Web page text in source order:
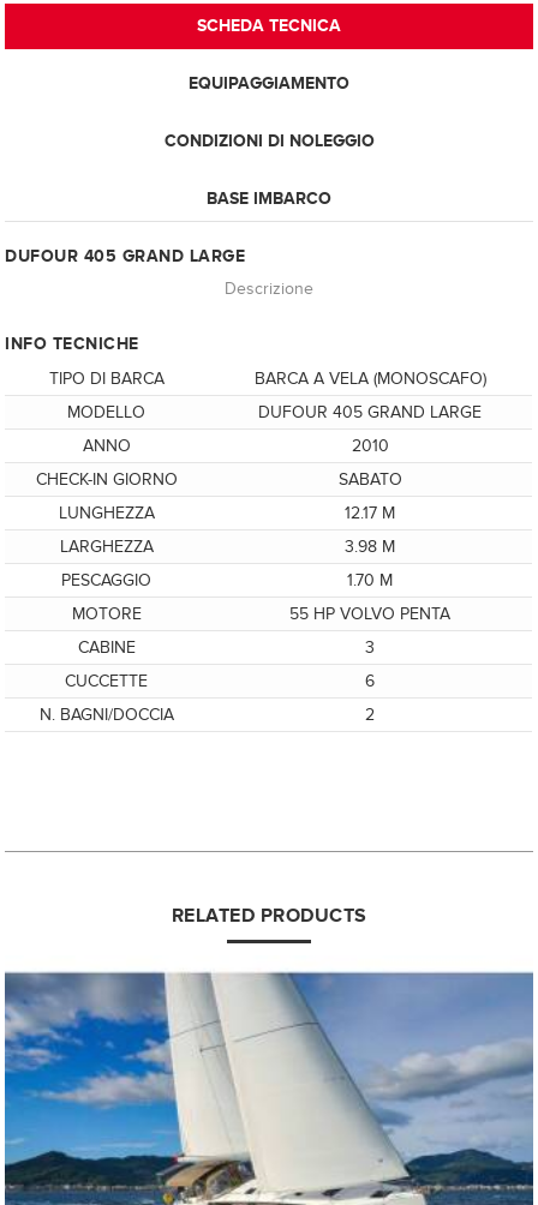
SCHEDA TECNICA
EQUIPAGGIAMENTO
CONDIZIONI DI NOLEGGIO
BASE IMBARCO
DUFOUR 405 GRAND LARGE
Descrizione
INFO TECNICHE
TIPO DI BARCA
BARCA A VELA (MONOSCAFO)
MODELLO
DUFOUR 405 GRAND LARGE
ANNO
2010
CHECK-IN GIORNO
SABATO
LUNGHEZZA
12.17 M
LARGHEZZA
3.98 M
PESCAGGIO
1.70 M
MOTORE
55 HP VOLVO PENTA
CABINE
3
CUCCETTE
6
N. BAGNI/DOCCIA
2
RELATED PRODUCTS